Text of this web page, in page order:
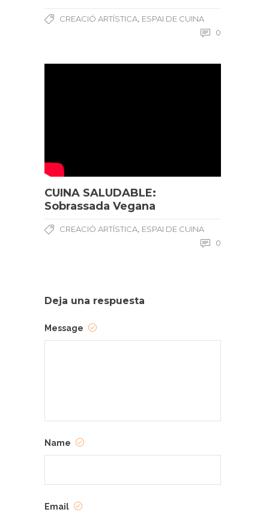
CREACIÓ ARTÍSTICA, ESPAI DE CUINA
0
CUINA SALUDABLE:
Sobrassada Vegana
CREACIÓ ARTÍSTICA, ESPAI DE CUINA
0
Deja una respuesta
Message
Name
Email